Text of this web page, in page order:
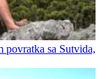
povratka sa Sutvida,